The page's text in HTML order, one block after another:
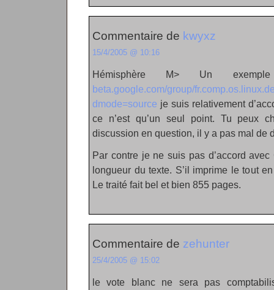
Commentaire de kwyxz
15/4/2005 @ 10:16
Hémisphère M> Un
beta.google.com/group/
dmode=source je suis relativement
ce n’est qu’un seul point. Tu peux
discussion en question, il y a pas mal de
Par contre je ne suis pas d’accord
longueur du texte. S’il imprime le tout
Le traité fait bel et bien 855 pages.
Commentaire de zehunter
25/4/2005 @ 15:02
le vote blanc ne sera pas